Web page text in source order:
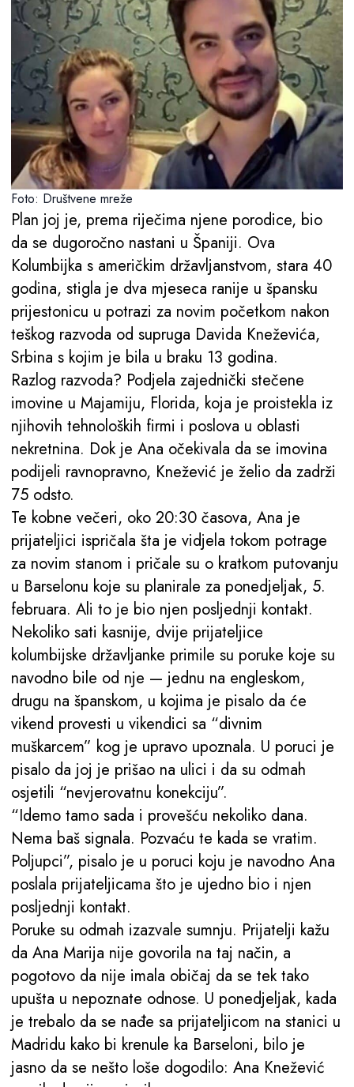
Foto: Društvene mreže
Plan joj je, prema riječima njene porodice, bio
da se dugoročno nastani u Španiji. Ova
Kolumbijka s američkim državljanstvom, stara 40
godina, stigla je dva mjeseca ranije u špansku
prijestonicu u potrazi za novim početkom nakon
teškog razvoda od supruga Davida Kneževića,
Srbina s kojim je bila u braku 13 godina.
Razlog razvoda? Podjela zajednički stečene
imovine u Majamiju, Florida, koja je proistekla iz
njihovih tehnoloških firmi i poslova u oblasti
nekretnina. Dok je Ana očekivala da se imovina
podijeli ravnopravno, Knežević je želio da zadrži
75 odsto.
Te kobne večeri, oko 20:30 časova, Ana je
prijateljici ispričala šta je vidjela tokom potrage
za novim stanom i pričale su o kratkom putovanju
u Barselonu koje su planirale za ponedjeljak, 5.
februara. Ali to je bio njen posljednji kontakt.
Nekoliko sati kasnije, dvije prijateljice
kolumbijske državljanke primile su poruke koje su
navodno bile od nje — jednu na engleskom,
drugu na španskom, u kojima je pisalo da će
vikend provesti u vikendici sa “divnim
muškarcem” kog je upravo upoznala. U poruci je
pisalo da joj je prišao na ulici i da su odmah
osjetili “nevjerovatnu konekciju”.
“Idemo tamo sada i provešću nekoliko dana.
Nema baš signala. Pozvaću te kada se vratim.
Poljupci”, pisalo je u poruci koju je navodno Ana
poslala prijateljicama što je ujedno bio i njen
posljednji kontakt.
Poruke su odmah izazvale sumnju. Prijatelji kažu
da Ana Marija nije govorila na taj način, a
pogotovo da nije imala običaj da se tek tako
upušta u nepoznate odnose. U ponedjeljak, kada
je trebalo da se nađe sa prijateljicom na stanici u
Madridu kako bi krenule ka Barseloni, bilo je
jasno da se nešto loše dogodilo: Ana Knežević